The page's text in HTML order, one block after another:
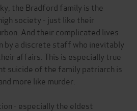
the Bradford family is the
society - just like their
And their complicated lives
by a discrete staff who inevitably
affairs. This is especially true
suicide of the family patriarch is
more like murder.
- especially the eldest